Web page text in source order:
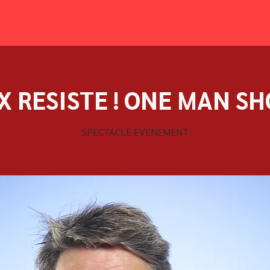
RESISTE ! ONE MAN
SPECTACLE EVENEMENT